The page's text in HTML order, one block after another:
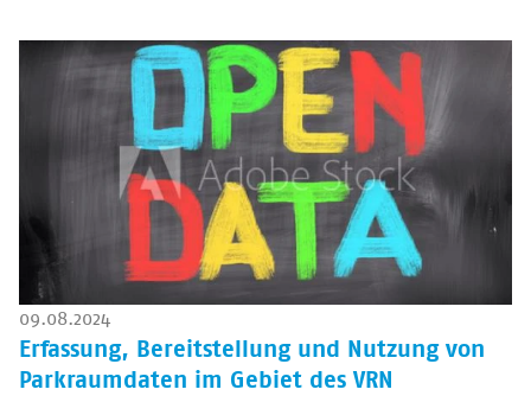
09.08.2024
Erfassung, Bereitstellung und Nutzung von
Parkraumdaten im Gebiet des VRN